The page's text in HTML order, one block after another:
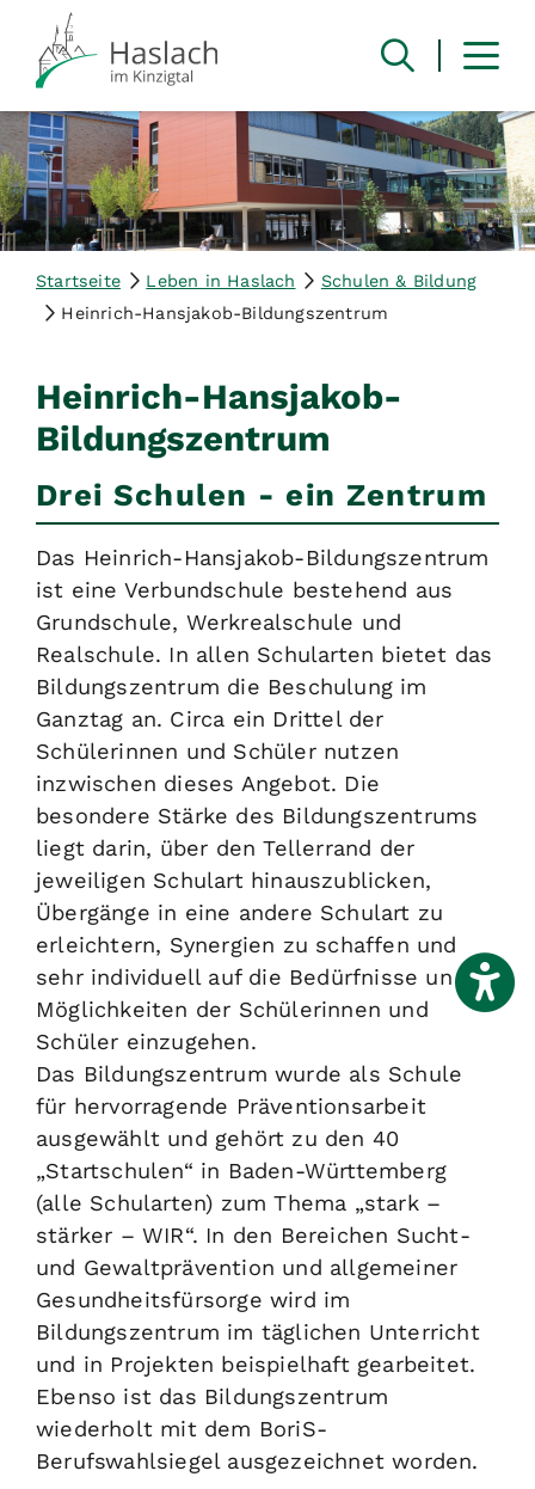
Startseite Leben in Haslach
Schulen & Bildung
Heinrich-Hansjakob-Bildungszentrum
Heinrich-Hansjakob-
Bildungszentrum
Drei Schulen - ein Zentrum
Das Heinrich-Hansjakob-Bildungszentrum
ist eine Verbundschule bestehend aus
Grundschule, Werkrealschule und
Realschule. In allen Schularten bietet das
Bildungszentrum die Beschulung im
Ganztag an. Circa ein Drittel der
Schülerinnen und Schüler nutzen
inzwischen dieses Angebot. Die
besondere Stärke des Bildungszentrums
liegt darin, über den Tellerrand der
jeweiligen Schulart hinauszublicken,
Übergänge in eine andere Schulart zu
erleichtern, Synergien zu schaffen und
sehr individuell auf die Bedürfnisse und
Möglichkeiten der Schülerinnen und
Schüler einzugehen.
Das Bildungszentrum wurde als Schule
für hervorragende Präventionsarbeit
ausgewählt und gehört zu den 40
„Startschulen“ in Baden-Württemberg
(alle Schularten) zum Thema „stark –
stärker – WIR“. In den Bereichen Sucht-
und Gewaltprävention und allgemeiner
Gesundheitsfürsorge wird im
Bildungszentrum im täglichen Unterricht
und in Projekten beispielhaft gearbeitet.
Ebenso ist das Bildungszentrum
wiederholt mit dem BoriS-
Berufswahlsiegel ausgezeichnet worden.